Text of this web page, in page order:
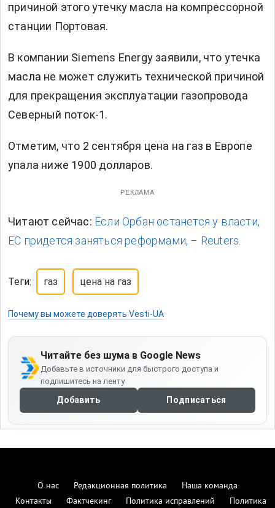
причиной этого утечку масла на компрессорной
станции Портовая.
В компании Siemens Energy заявили, что утечка
масла не может служить технической причиной
для прекращения эксплуатации газопровода
Северный поток-1.
Отметим, что 2 сентября цена на газ в Европе
упала ниже 1900 долларов.
РЕКЛАМА
Читают сейчас: Если Орбан останется у власти,
ЕС придется заняться реформами, – Reuters.
Теги: газ цена на газ
Почему вы можете доверять Vesti-UA
Читайте без шума в Google News
Добавьте в источники для быстрого доступа и
подпишитесь на ленту
Добавить Подписаться
О нас Редакционная политика
Наша команда
Контакты
Фактчекинг Политика исправлений
Политика